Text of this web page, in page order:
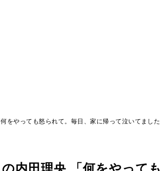
をやっても怒られて。毎日、家に帰って泣いてました
内田理央 「何をやって